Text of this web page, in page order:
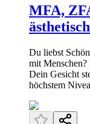
MFA,
Du liebst
mit
Dein Gesicht
höchstem